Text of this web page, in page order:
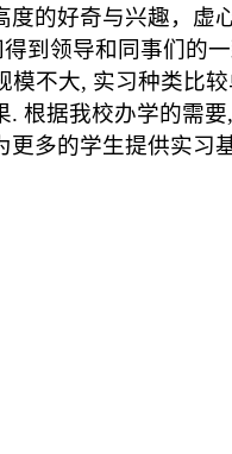
度的好奇与兴趣，虚
到领导和同事们的一
模不大, 实习种类比
. 根据我校办学的需要,
更多的学生提供实习